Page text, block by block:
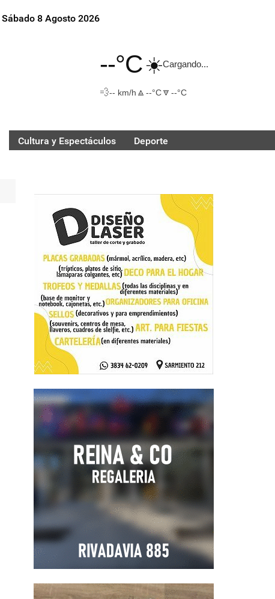
Sábado 8 Agosto 2026
--°C☀️Cargando...
💨-- km/h 🔼 --°C🔽 --°C
Cultura y Espectáculos Deporte